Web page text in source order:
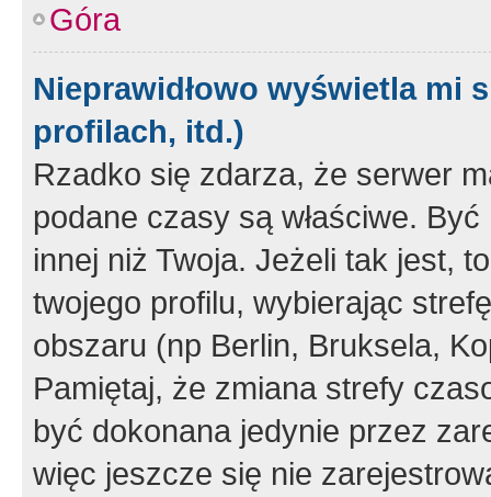
Góra
Nieprawidłowo wyświetla mi
profilach, itd.)
Rzadko się zdarza, że serwer
podane czasy są właściwe.
innej niż Twoja. Jeżeli tak jest,
twojego profilu, wybierając
obszaru (np Berlin, Bruksela,
Pamiętaj, że zmiana strefy
być dokonana jedynie przez
więc jeszcze się nie